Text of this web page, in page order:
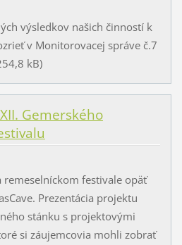
výsledkov našich činností k
v Monitorovacej správe č.7
kB)
Gemerského
remeselníckom festivale opäť
Prezentácia projektu
stánku s projektovými
si záujemcovia mohli zobrať